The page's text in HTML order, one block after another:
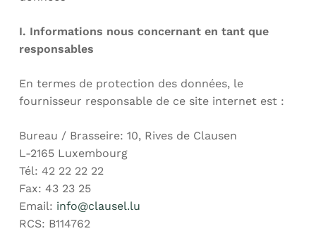
I. Informations nous concernant en tant que
responsables
En termes de protection des données, le
fournisseur responsable de ce site internet est :
Bureau / Brasseire: 10, Rives de Clausen
L-2165 Luxembourg
Tél: 42 22 22 22
Fax: 43 23 25
Email: info@clausel.lu
RCS: B114762